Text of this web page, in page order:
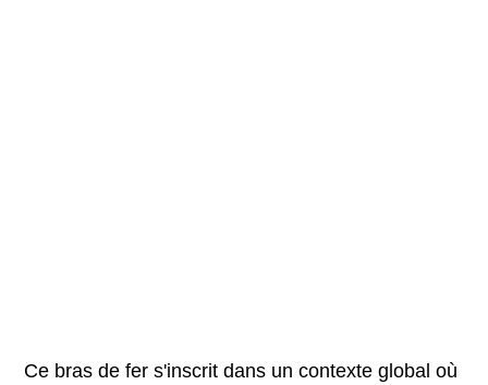
Ce bras de fer s'inscrit dans un contexte global où